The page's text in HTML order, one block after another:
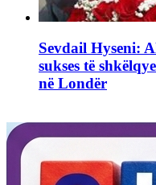
Sevdail Hyseni:
sukses të
në Londër